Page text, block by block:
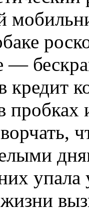
—
кредит
упала